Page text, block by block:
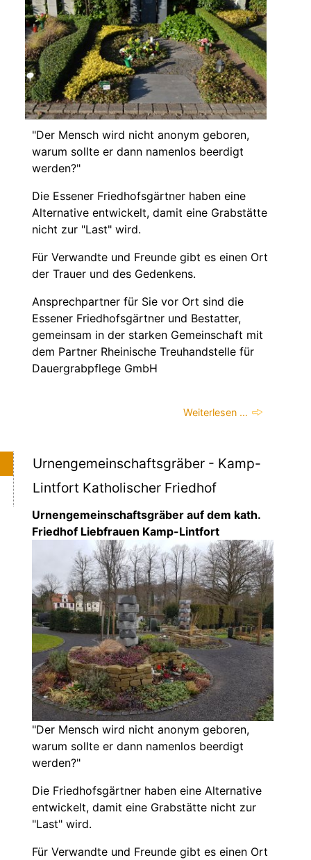
"Der Mensch wird nicht anonym geboren,
warum sollte er dann namenlos beerdigt
werden?"
Die Essener Friedhofsgärtner haben eine
Alternative entwickelt, damit eine Grabstätte
nicht zur "Last" wird.
Für Verwandte und Freunde gibt es einen Ort
der Trauer und des Gedenkens.
Ansprechpartner für Sie vor Ort sind die
Essener Friedhofsgärtner und Bestatter,
gemeinsam in der starken Gemeinschaft mit
dem Partner Rheinische Treuhandstelle für
Dauergrabpflege GmbH
Weiterlesen …
Urnengemeinschaftsgräber - Kamp-
Lintfort Katholischer Friedhof
Urnengemeinschaftsgräber auf dem kath.
Friedhof Liebfrauen Kamp-Lintfort
"Der Mensch wird nicht anonym geboren,
warum sollte er dann namenlos beerdigt
werden?"
Die Friedhofsgärtner haben eine Alternative
entwickelt, damit eine Grabstätte nicht zur
"Last" wird.
Für Verwandte und Freunde gibt es einen Ort